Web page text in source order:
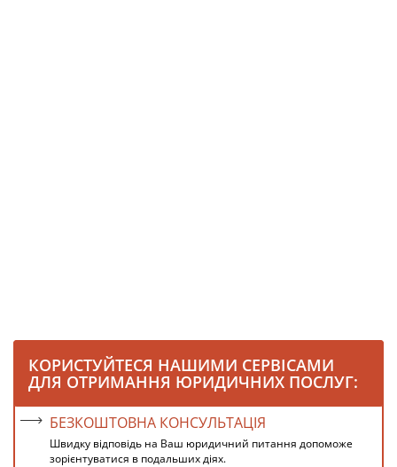
КОРИСТУЙТЕСЯ НАШИМИ СЕРВІСАМИ
ДЛЯ ОТРИМАННЯ ЮРИДИЧНИХ ПОСЛУГ:
БЕЗКОШТОВНА КОНСУЛЬТАЦІЯ
Швидку відповідь на Ваш юридичний питання допоможе
зорієнтуватися в подальших діях.